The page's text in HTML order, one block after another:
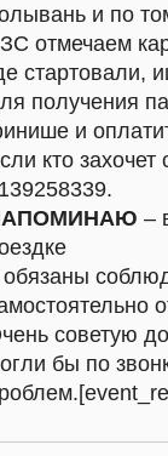
и по
отмечаем
стартовали,
получения
и
кто
–
обязаны
советую
бы по